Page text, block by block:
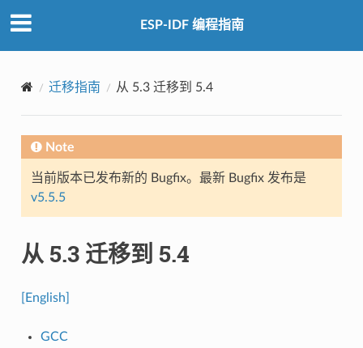
ESP-IDF 编程指南
迁移指南 从 5.3 迁移到 5.4
Note
当前版本已发布新的 Bugfix。最新 Bugfix 发布是
v5.5.5
从 5.3 迁移到 5.4
[English]
GCC